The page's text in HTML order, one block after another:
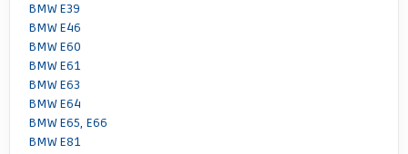
BMW E39
BMW E46
BMW E60
BMW E61
BMW E63
BMW E64
BMW E65, E66
BMW E81